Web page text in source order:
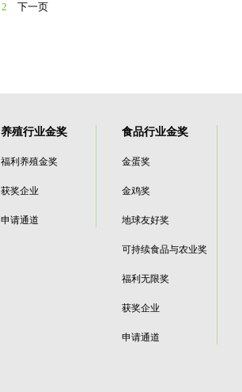
2 下一页
养殖行业金奖
福利养殖金奖
获奖企业
申请通道
食品行业金奖
金蛋奖
金鸡奖
地球友好奖
可持续食品与农业奖
福利无限奖
获奖企业
申请通道